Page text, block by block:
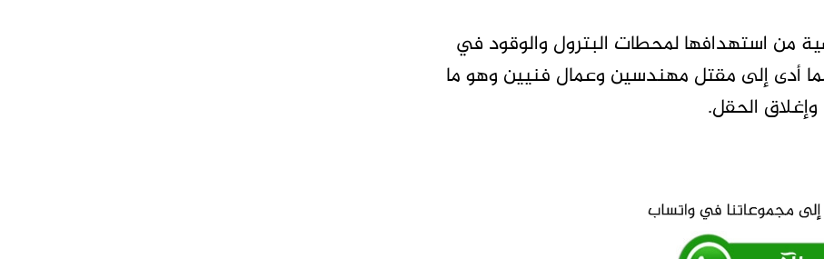
من استهدافها لمحطات البترول والوقود في
إلى مقتل مهندسين وعمال فنيين وهو ما
الحقل.